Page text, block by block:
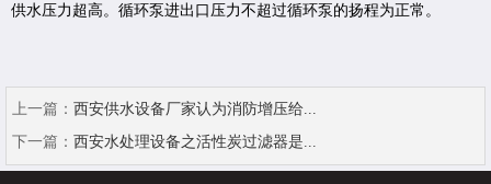
供水压力超高。循环泵进出口压力不超过循环泵的扬程为正常。
上一篇： 西安供水设备厂家认为消防增压给...
下一篇： 西安水处理设备之活性炭过滤器是...